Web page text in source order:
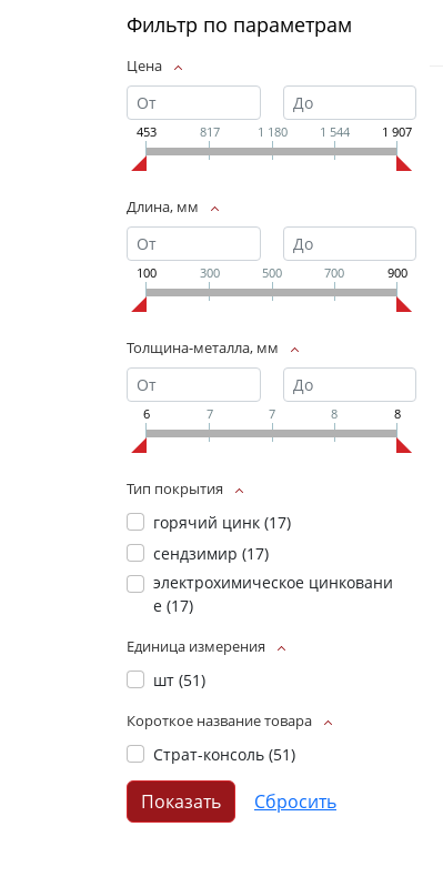
Фильтр по параметрам
Цена
453 817 1 180 1 544 1 907
Длина, мм
100 300 500 700 900
Толщина-металла, мм
6 7 7 8 8
Тип покрытия
горячий цинк (17)
сендзимир (17)
электрохимическое цинковани
е (17)
Единица измерения
шт (51)
Короткое название товара
Страт-консоль (51)